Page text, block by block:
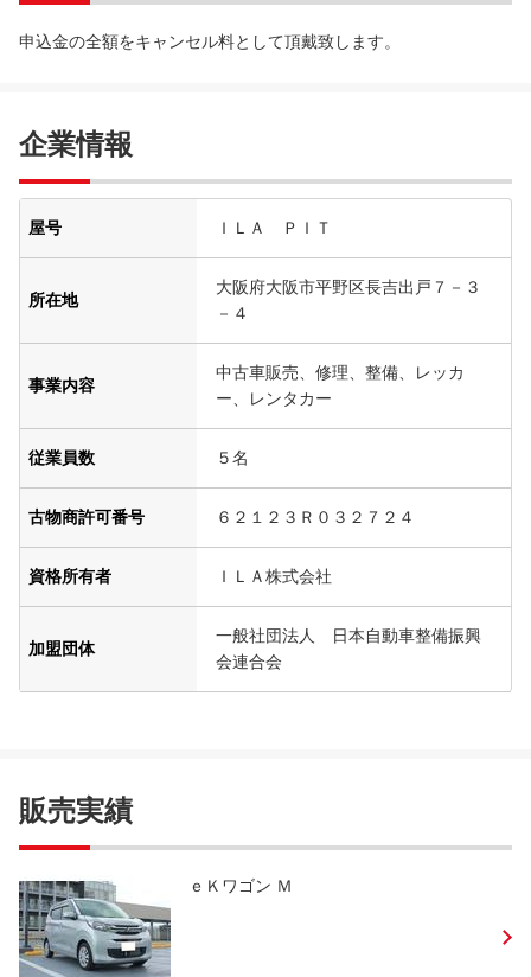
申込金の全額をキャンセル料として頂戴致します。
企業情報
屋号 ＩＬＡ ＰＩＴ
所在地
大阪府大阪市平野区長吉出戸７－３
－４
事業内容
中古車販売、修理、整備、レッカ
ー、レンタカー
従業員数 ５名
古物商許可番号 ６２１２３Ｒ０３２７２４
資格所有者 ＩＬＡ株式会社
加盟団体
一般社団法人 日本自動車整備振興
会連合会
販売実績
ｅＫワゴン Ｍ